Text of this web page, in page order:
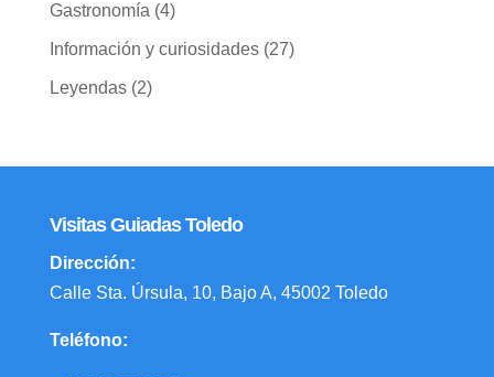
Gastronomía(4)
Información y curiosidades(27)
Leyendas(2)
Visitas Guiadas Toledo
Dirección:
Calle Sta. Úrsula, 10, Bajo A, 45002 Toledo
Teléfono: